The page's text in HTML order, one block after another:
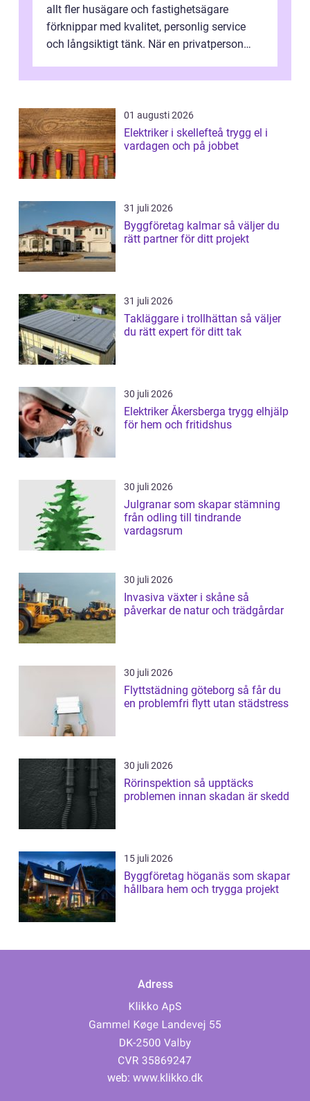
allt fler husägare och fastighetsägare
förknippar med kvalitet, personlig service
och långsiktigt tänk. När en privatperson
01 augusti 2026
Elektriker i skellefteå trygg el i
vardagen och på jobbet
31 juli 2026
Byggföretag kalmar så väljer du
rätt partner för ditt projekt
31 juli 2026
Takläggare i trollhättan så väljer
du rätt expert för ditt tak
30 juli 2026
Elektriker Åkersberga trygg elhjälp
för hem och fritidshus
30 juli 2026
Julgranar som skapar stämning
från odling till tindrande
vardagsrum
30 juli 2026
Invasiva växter i skåne så
påverkar de natur och trädgårdar
30 juli 2026
Flyttstädning göteborg så får du
en problemfri flytt utan städstress
30 juli 2026
Rörinspektion så upptäcks
problemen innan skadan är skedd
15 juli 2026
Byggföretag höganäs som skapar
hållbara hem och trygga projekt
Adress
web: www.klikko.dk